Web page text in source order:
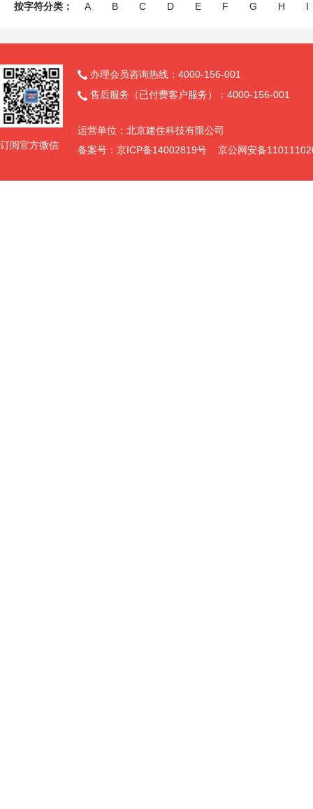
按字符分类： A B C D E F G H I
订阅官方微信
 办理会员咨询热线：4000-156-001
 售后服务（已付费客户服务）：4000-156-001
运营单位：北京建住科技有限公司
备案号：京ICP备14002819号 京公网安备